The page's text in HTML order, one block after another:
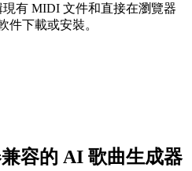
有 MIDI 文件和直接在瀏覽器
件下載或安裝。
容的 AI 歌曲生成器